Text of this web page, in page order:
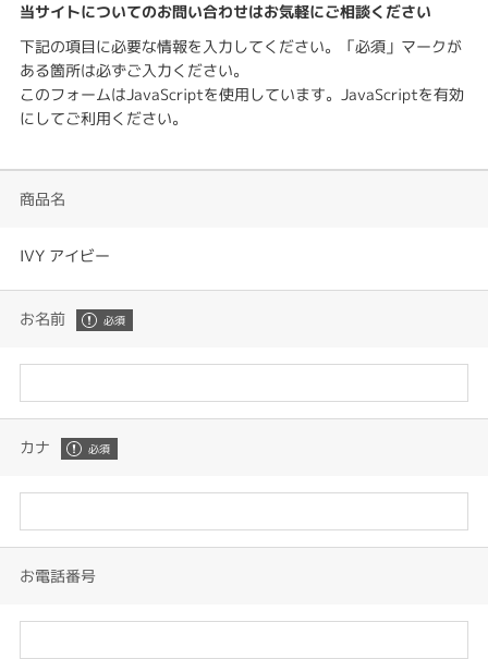
当サイトについてのお問い合わせはお気軽にご相談ください
下記の項目に必要な情報を入力してください。「必須」マークが
ある箇所は必ずご入力ください。
このフォームはJavaScriptを使用しています。JavaScriptを有効
にしてご利用ください。
商品名
IVY アイビー
お名前
カナ
お電話番号